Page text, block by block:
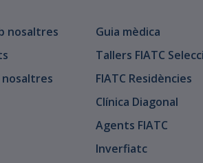
nosaltres
nosaltres
Guia mèdica
Tallers FIATC
FIATC Residències
Clínica Diagonal
Agents FIATC
Inverfiatc